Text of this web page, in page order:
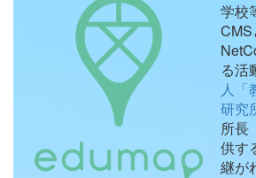
学校
CMS
る活
人「
研究
所長
供す
継が